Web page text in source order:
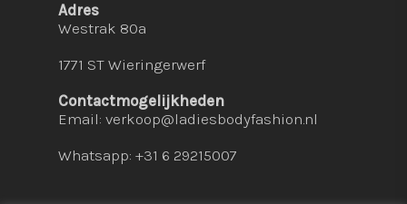
Adres
Westrak 80a
1771 ST Wieringerwerf
Contactmogelijkheden
Email: verkoop@ladiesbodyfashion.nl
Whatsapp: +31 6 29215007